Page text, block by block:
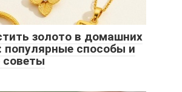
золото в домашних
популярные способы и
советы